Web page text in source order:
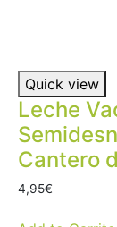
Quick view
Leche
Cantero
4,95€